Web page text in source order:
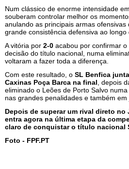
Num clássico de enorme intensidade
souberam controlar melhor os
anulando as principais armas
grande consistência defensiva ao longo
A vitória por 2-0 acabou por confirmar
decisão do título nacional, numa
voltaram a fazer toda a diferença.
Com este resultado, o SL Benfica
Caxinas Poça Barca na final, depois
eliminado o Leões de Porto Salvo
nas grandes penalidades e também em
Depois de superar um rival direto no
entra agora na última etapa da
claro de conquistar o título nacional
Foto - FPF.PT